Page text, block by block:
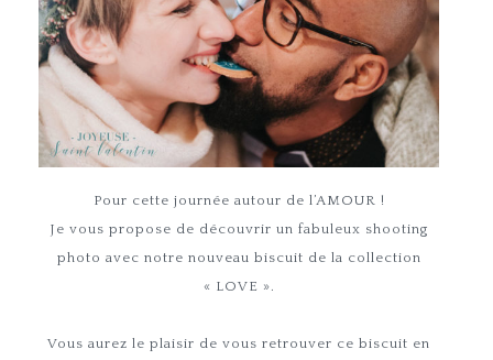
Pour cette journée autour de l’AMOUR !
Je vous propose de découvrir un fabuleux shooting
photo avec notre nouveau biscuit de la collection
« LOVE ».
Vous aurez le plaisir de vous retrouver ce biscuit en